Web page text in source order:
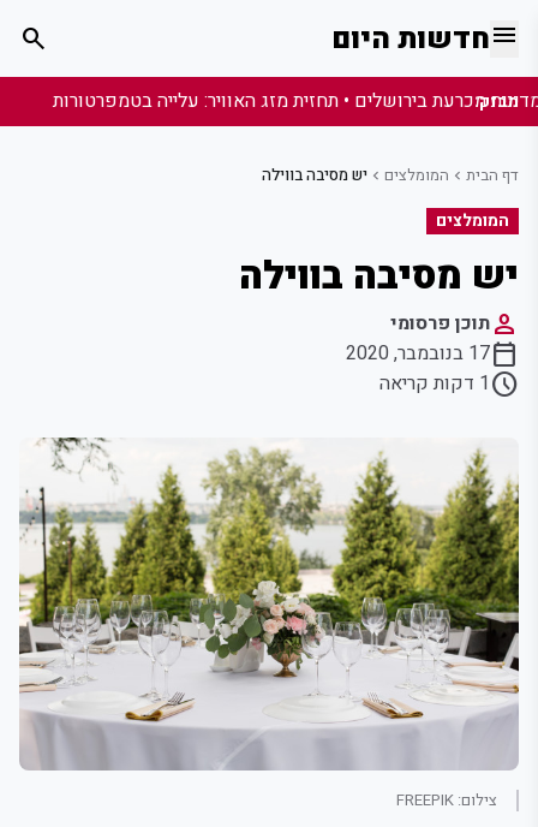
menuחדשות היום search
מבזק:
דף הבית chevron_left המומלצים chevron_left יש מסיבה בווילה
המומלצים
יש מסיבה בווילה
personתוכן פרסומי
calendar_today17 בנובמבר, 2020
schedule1 דקות קריאה
צילום: FREEPIK